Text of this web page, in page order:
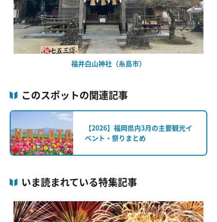
福井白山神社（糸島市）
このスポットの関連記事
【2026】福岡県内3月の主要観光イ
ベント・祭りまとめ
いま読まれている特集記事